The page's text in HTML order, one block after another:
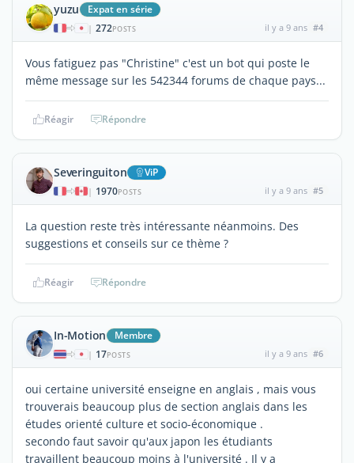
yuzu Expat en série
| 272POSTS il y a 9 ans #4
Vous fatiguez pas "Christine" c'est un bot qui poste le
même message sur les 542344 forums de chaque pays...
Réagir Répondre
Severinguiton ViP
| 1970POSTS il y a 9 ans #5
La question reste très intéressante néanmoins. Des
suggestions et conseils sur ce thème ?
Réagir Répondre
In-Motion Membre
| 17POSTS il y a 9 ans #6
oui certaine université enseigne en anglais , mais vous
trouverais beaucoup plus de section anglais dans les
études orienté culture et socio-économique .
secondo faut savoir qu'aux japon les étudiants
travaillent beaucoup moins à l'université . Il y a